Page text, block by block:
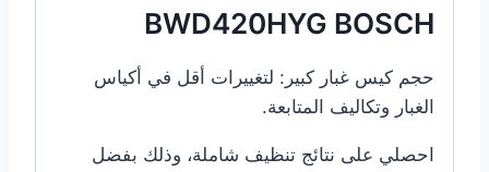
BWD420HYG BOSCH
حجم كيس غبار كبير: لتغييرات أقل في أكياس
الغبار وتكاليف المتابعة.
احصلي على نتائج تنظيف شاملة، وذلك بفضل